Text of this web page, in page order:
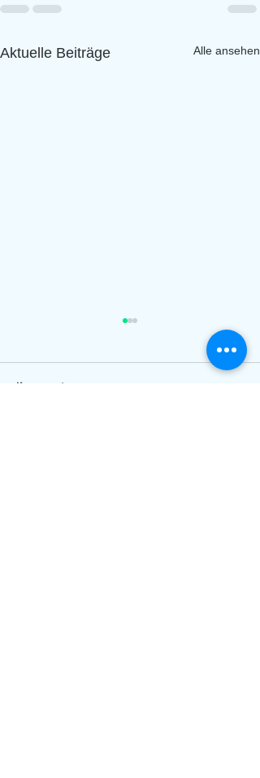
Aktuelle Beiträge Alle ansehen
Kommentare